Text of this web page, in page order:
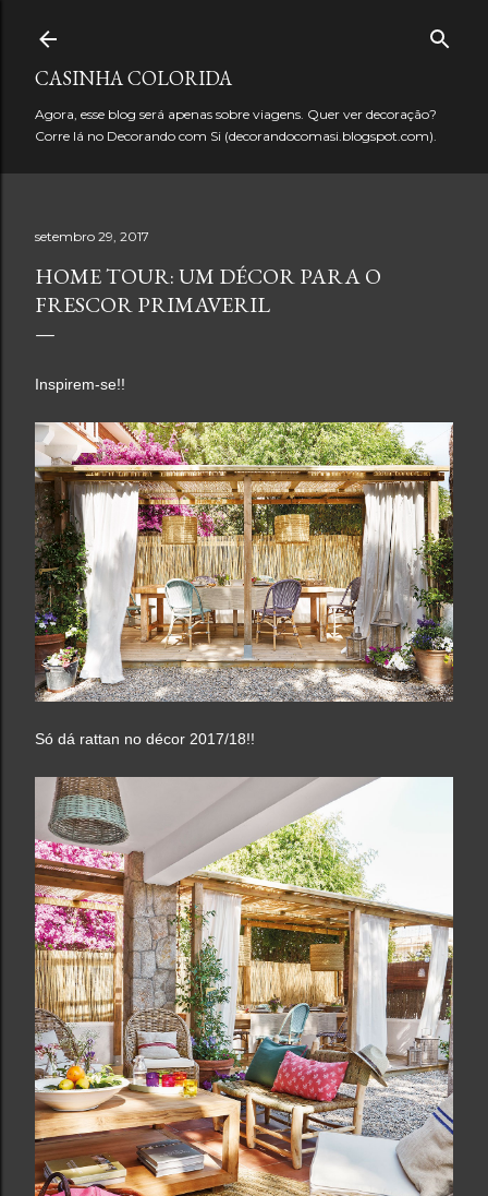
CASINHA COLORIDA
Agora, esse blog será apenas sobre viagens. Quer ver decoração?
Corre lá no Decorando com Si (decorandocomasi.blogspot.com).
setembro 29, 2017
HOME TOUR: UM DÉCOR PARA O
FRESCOR PRIMAVERIL
Inspirem-se!!
Só dá rattan no décor 2017/18!!